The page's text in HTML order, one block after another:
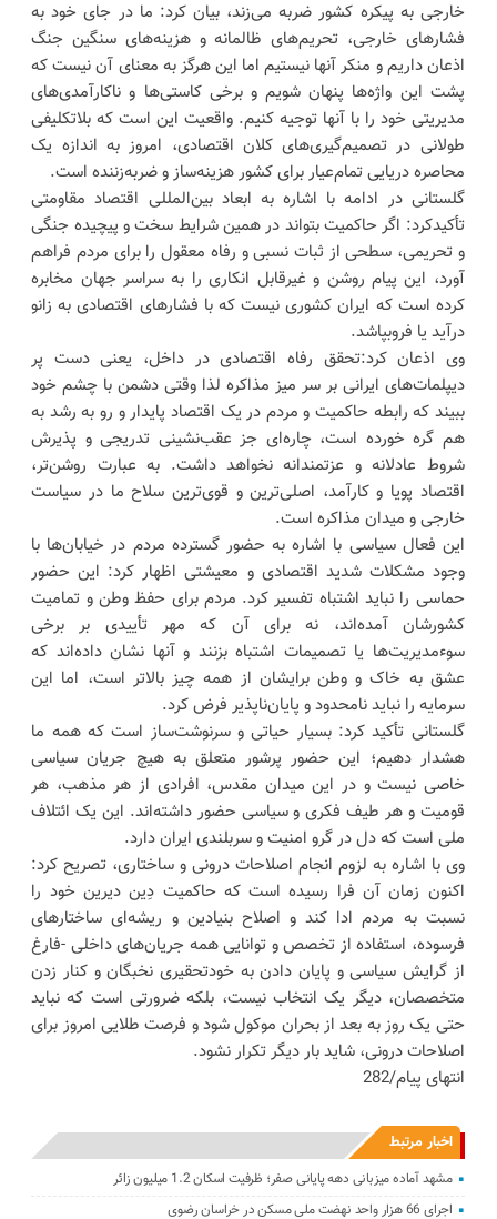
خارجی به پیکره کشور ضربه می‌زند، بیان کرد: ما در جای خود به
فشارهای خارجی، تحریم‌های ظالمانه و هزینه‌های سنگین جنگ
اذعان داریم و منکر آنها نیستیم اما این هرگز به معنای آن نیست که
پشت این واژه‌ها پنهان شویم و برخی کاستی‌ها و ناکارآمدی‌های
مدیریتی خود را با آنها توجیه کنیم. واقعیت این است که بلاتکلیفی
طولانی در تصمیم‌گیری‌های کلان اقتصادی، امروز به اندازه یک
محاصره دریایی تمام‌عیار برای کشور هزینه‌ساز و ضربه‌زننده است.
گلستانی در ادامه با اشاره به ابعاد بین‌المللی اقتصاد مقاومتی
تأکیدکرد: اگر حاکمیت بتواند در همین شرایط سخت و پیچیده جنگی
و تحریمی، سطحی از ثبات نسبی و رفاه معقول را برای مردم فراهم
آورد، این پیام روشن و غیرقابل انکاری را به سراسر جهان مخابره
کرده است که ایران کشوری نیست که با فشارهای اقتصادی به زانو
درآید یا فروبپاشد.
وی اذعان کرد:تحقق رفاه اقتصادی در داخل، یعنی دست پر
دیپلمات‌های ایرانی بر سر میز مذاکره لذا وقتی دشمن با چشم خود
ببیند که رابطه حاکمیت و مردم در یک اقتصاد پایدار و رو به رشد به
هم گره خورده است، چاره‌ای جز عقب‌نشینی تدریجی و پذیرش
شروط عادلانه و عزتمندانه نخواهد داشت. به عبارت روشن‌تر،
اقتصاد پویا و کارآمد، اصلی‌ترین و قوی‌ترین سلاح ما در سیاست
خارجی و میدان مذاکره است.
این فعال سیاسی با اشاره به حضور گسترده مردم در خیابان‌ها با
وجود مشکلات شدید اقتصادی و معیشتی اظهار کرد: این حضور
حماسی را نباید اشتباه تفسیر کرد. مردم برای حفظ وطن و تمامیت
کشورشان آمده‌اند، نه برای آن که مهر تأییدی بر برخی
سوءمدیریت‌ها یا تصمیمات اشتباه بزنند و آنها نشان داده‌اند که
عشق به خاک و وطن برایشان از همه چیز بالاتر است، اما این
سرمایه را نباید نامحدود و پایان‌ناپذیر فرض کرد.
گلستانی تأکید کرد: بسیار حیاتی و سرنوشت‌ساز است که همه ما
هشدار دهیم؛ این حضور پرشور متعلق به هیچ جریان سیاسی
خاصی نیست و در این میدان مقدس، افرادی از هر مذهب، هر
قومیت و هر طیف فکری و سیاسی حضور داشته‌اند. این یک ائتلاف
ملی است که دل در گرو امنیت و سربلندی ایران دارد.
وی با اشاره به لزوم انجام اصلاحات درونی و ساختاری، تصریح کرد:
اکنون زمان آن فرا رسیده است که حاکمیت دِین دیرین خود را
نسبت به مردم ادا کند و اصلاح بنیادین و ریشه‌ای ساختارهای
فرسوده، استفاده از تخصص و توانایی همه جریان‌های داخلی -فارغ
از گرایش سیاسی و پایان دادن به خودتحقیری نخبگان و کنار زدن
متخصصان، دیگر یک انتخاب نیست، بلکه ضرورتی است که نباید
حتی یک روز به بعد از بحران موکول شود و فرصت طلایی امروز برای
اصلاحات درونی، شاید بار دیگر تکرار نشود.
انتهای پیام/282
اخبار مرتبط
مشهد آماده میزبانی دهه پایانی صفر؛ ظرفیت اسکان 1.2 میلیون زائر
اجرای 66 هزار واحد نهضت ملی مسکن در خراسان رضوی